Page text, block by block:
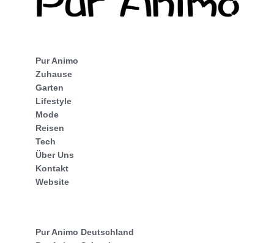
Pur Animo
Zuhause
Garten
Lifestyle
Mode
Reisen
Tech
Über Uns
Kontakt
Website
Pur Animo Deutschland